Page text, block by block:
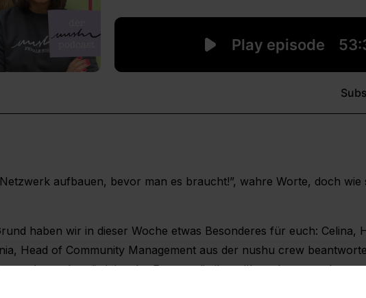
aufbauen, bevor man es braucht!”, wahre Worte, doch wie
haben wir in dieser Woche etwas Besonderes für euch: Celina,
Head of Community Management aus der nushu crew
nushu podcast“ einige der Fragen, die ihr, während unseres
unsere kostenlose Info-Session, wo du deine noch offenen Fragen